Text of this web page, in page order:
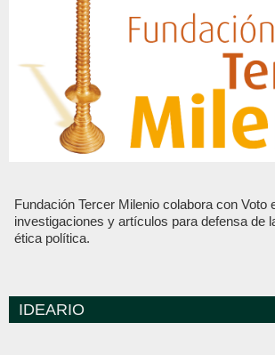
Fundación Tercer Milenio colabora con Voto
investigaciones y artículos para defensa de
ética política.
IDEARIO